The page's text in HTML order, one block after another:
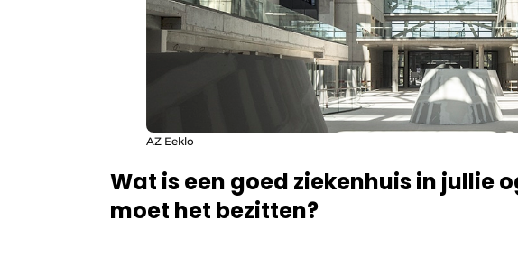
AZ Eeklo
Wat is een goed ziekenhuis in jullie
moet het bezitten?